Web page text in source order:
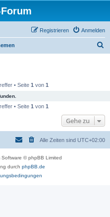
Anmelden
Registrieren
• Seite 1 von 1
• Seite 1 von 1
Gehe zu
Alle Zeiten sind UTC+02:00
Software © phpBB Limited
durch phpBB.de